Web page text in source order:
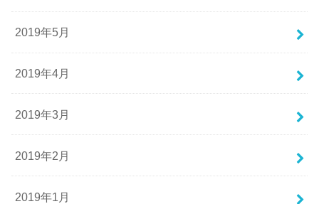
2019年5月
2019年4月
2019年3月
2019年2月
2019年1月